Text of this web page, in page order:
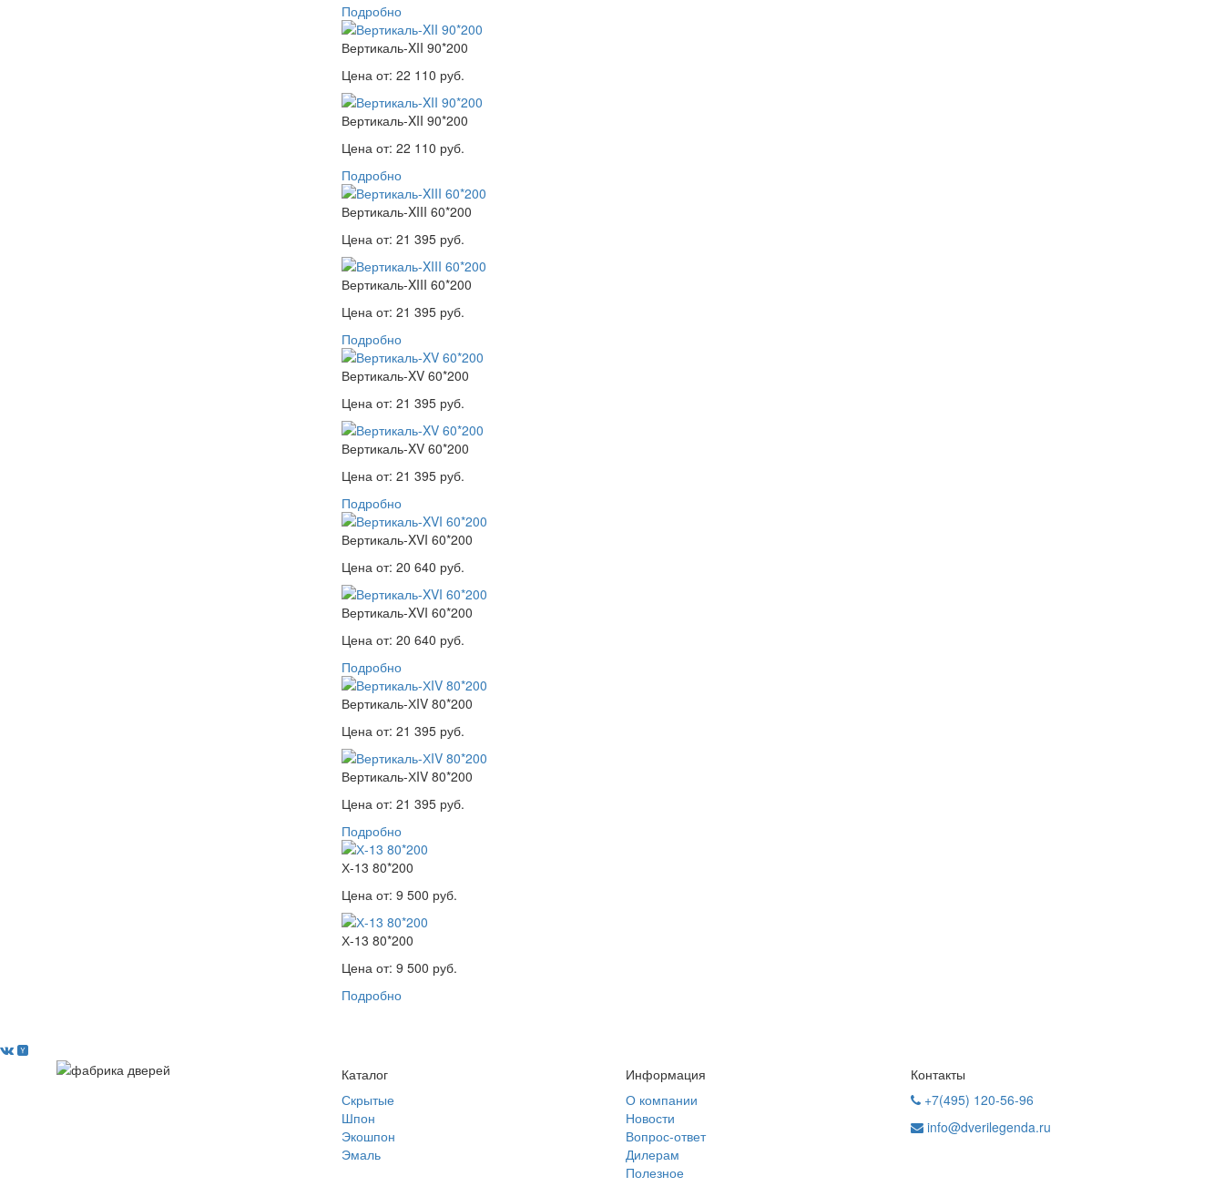
Подробно
Вертикаль-XII 90*200
Цена от: 22 110 руб.
Вертикаль-XII 90*200
Цена от: 22 110 руб.
Подробно
Вертикаль-XIII 60*200
Цена от: 21 395 руб.
Вертикаль-XIII 60*200
Цена от: 21 395 руб.
Подробно
Вертикаль-XV 60*200
Цена от: 21 395 руб.
Вертикаль-XV 60*200
Цена от: 21 395 руб.
Подробно
Вертикаль-XVI 60*200
Цена от: 20 640 руб.
Вертикаль-XVI 60*200
Цена от: 20 640 руб.
Подробно
Вертикаль-ХIV 80*200
Цена от: 21 395 руб.
Вертикаль-ХIV 80*200
Цена от: 21 395 руб.
Подробно
Х-13 80*200
Цена от: 9 500 руб.
Х-13 80*200
Цена от: 9 500 руб.
Подробно
Каталог
Скрытые
Шпон
Экошпон
Эмаль
Информация
О компании
Новости
Вопрос-ответ
Дилерам
Полезное
Контакты
+7(495) 120-56-96
info@dverilegenda.ru